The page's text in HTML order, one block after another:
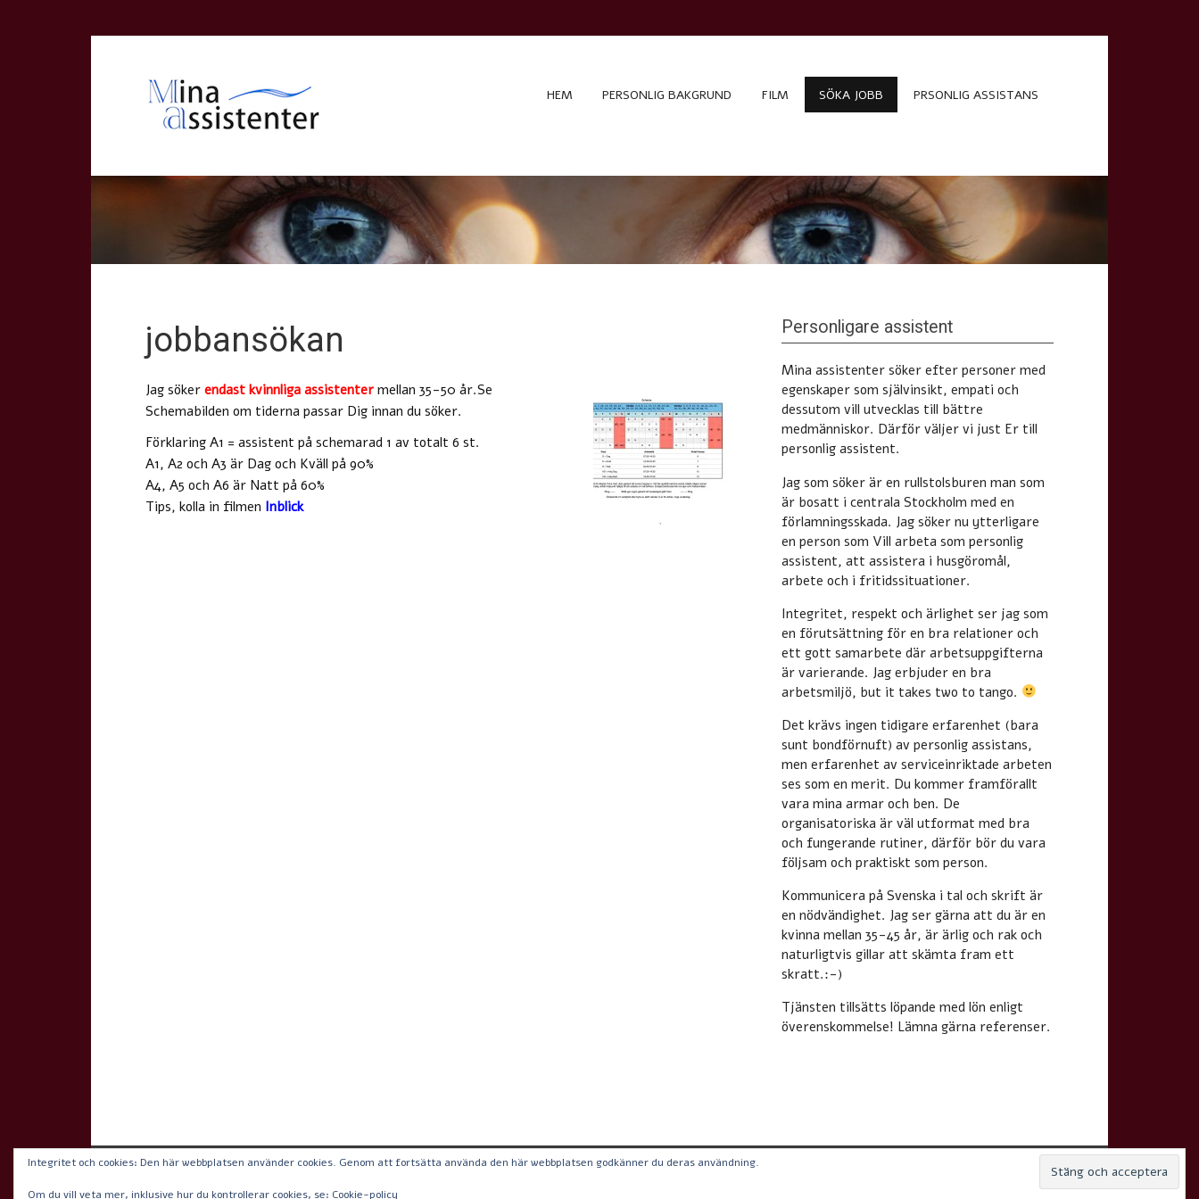
HEM PERSONLIG BAKGRUND FILM SÖKA JOBB PRSONLIG ASSISTANS
jobbansökan
Jag söker endast kvinnliga assistentermellan 35-50 år.Se
Schemabilden om tiderna passar Dig innan du söker.
Förklaring A1 = assistent på schemarad 1 av totalt 6 st.
A1, A2 och A3 är Dag och Kväll på 90%
A4, A5 och A6 är Natt på 60%
Tips, kolla in filmen Inblick
Personligare assistent
Mina assistenter söker efter personer med
egenskaper som självinsikt, empati och
dessutom vill utvecklas till bättre
medmänniskor. Därför väljer vi just Er till
personlig assistent.
Jag som söker är en rullstolsburen man som
är bosatt i centrala Stockholm med en
förlamningsskada. Jag söker nu ytterligare
en person som Vill arbeta som personlig
assistent, att assistera i husgöromål,
arbete och i fritidssituationer.
Integritet, respekt och ärlighet ser jag som
en förutsättning för en bra relationer och
ett gott samarbete där arbetsuppgifterna
är varierande. Jag erbjuder en bra
arbetsmiljö, but it takes two to tango.
Det krävs ingen tidigare erfarenhet (bara
sunt bondförnuft) av personlig assistans,
men erfarenhet av serviceinriktade arbeten
ses som en merit. Du kommer framförallt
vara mina armar och ben. De
organisatoriska är väl utformat med bra
och fungerande rutiner, därför bör du vara
följsam och praktiskt som person.
Kommunicera på Svenska i tal och skrift är
en nödvändighet. Jag ser gärna att du är en
kvinna mellan 35-45 år, är ärlig och rak och
naturligtvis gillar att skämta fram ett
skratt.:-)
Tjänsten tillsätts löpande med lön enligt
överenskommelse! Lämna gärna referenser.
Mina assistenter SAIK AB, Tel: 0761-18 04 58, Orgnr: 556868-4707, Bondegatan 69, 116 34 Stockholm,Info@mina-assistenter.se zeeNoble Theme
Integritet och cookies: Den här webbplatsen använder cookies. Genom att fortsätta använda den här webbplatsen godkänner du deras användning.
Om du vill veta mer, inklusive hur du kontrollerar cookies, se: Cookie-policy